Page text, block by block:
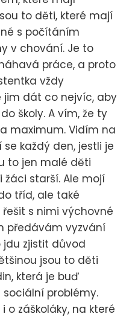
to děti, které mají
s počítáním
v chování. Je to
práce, a proto
vždy
jim dát co nejvíc, aby
školy. A vím, že ty
maximum. Vidím na
každý den, jestli je
to jen malé děti
žáci starší. Ale mojí
tříd, ale také
s nimi výchovné
předávám vyzvání
jdu zjistit důvod
jsou to děti
která je buď
problémy.
o záškoláky, na které